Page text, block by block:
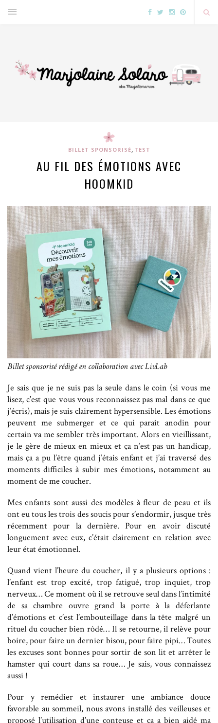
BILLET SPONSORISÉ, TEST
AU FIL DES ÉMOTIONS AVEC
HOOMKID
Billet sponsorisé rédigé en collaboration avec LivLab
Je sais que je ne suis pas la seule dans le coin (si vous me
lisez, c’est que vous vous reconnaissez pas mal dans ce que
j’écris), mais je suis clairement hypersensible. Les émotions
peuvent me submerger et ce qui paraît anodin pour
certain va me sembler très important. Alors en vieillissant,
je le gère de mieux en mieux et ça n’est pas un handicap,
mais ça a pu l’être quand j’étais enfant et j’ai traversé des
moments difficiles à subir mes émotions, notamment au
moment de me coucher.
Mes enfants sont aussi des modèles à fleur de peau et ils
ont eu tous les trois des soucis pour s’endormir, jusque très
récemment pour la dernière. Pour en avoir discuté
longuement avec eux, c’était clairement en relation avec
leur état émotionnel.
Quand vient l’heure du coucher, il y a plusieurs options :
l’enfant est trop excité, trop fatigué, trop inquiet, trop
nerveux… Ce moment où il se retrouve seul dans l’intimité
de sa chambre ouvre grand la porte à la déferlante
d’émotions et c’est l’embouteillage dans la tête malgré un
rituel du coucher bien rôdé… Il se retourne, il relève pour
boire, pour faire un dernier bisou, pour faire pipi… Toutes
les excuses sont bonnes pour sortir de son lit et arrêter le
hamster qui court dans sa roue… Je sais, vous connaissez
aussi !
Pour y remédier et instaurer une ambiance douce
favorable au sommeil, nous avons installé des veilleuses et
proposé l’utilisation d’une conteuse et ça a bien aidé ma